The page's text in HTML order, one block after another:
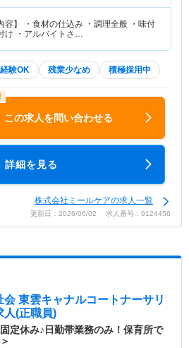
容】 ・食材の仕込み ・調理全般 ・味付
け ・アルバイトさ…
験OK 残業少なめ 積極採用中
この求人を問い合わせる
詳細を見る
株式会社ミールケアの求人一覧
更新日：2026/06/02 求人番号：9124456
東雲キャナルコートナーサリ
人(正職員)
定休み♪日勤帯業務のみ！保育所で